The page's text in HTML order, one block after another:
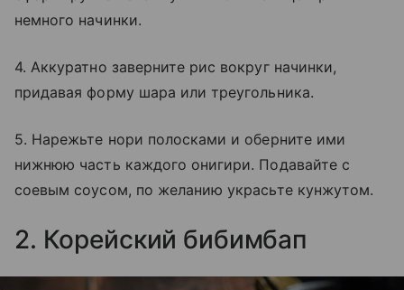
немного начинки.
4. Аккуратно заверните рис вокруг начинки,
придавая форму шара или треугольника.
5. Нарежьте нори полосками и оберните ими
нижнюю часть каждого онигири. Подавайте с
соевым соусом, по желанию украсьте кунжутом.
2. Корейский бибимбап